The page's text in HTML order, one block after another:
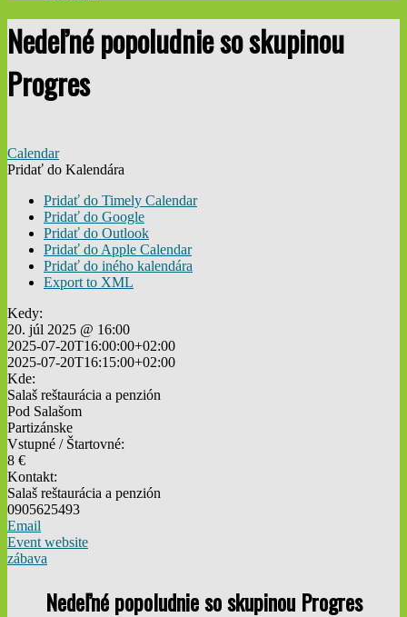
Nedeľné popoludnie so skupinou
Progres
Calendar
Pridať do Kalendára
Pridať do Timely Calendar
Pridať do Google
Pridať do Outlook
Pridať do Apple Calendar
Pridať do iného kalendára
Export to XML
Kedy:
20. júl 2025 @ 16:00
2025-07-20T16:00:00+02:00
2025-07-20T16:15:00+02:00
Kde:
Salaš reštaurácia a penzión
Pod Salašom
Partizánske
Vstupné / Štartovné:
8 €
Kontakt:
Salaš reštaurácia a penzión
0905625493
Email
Event website
zábava
Nedeľné popoludnie so skupinou Progres